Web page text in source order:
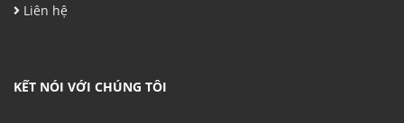
Liên hệ
KẾT NÓI VỚI CHÚNG TÔI